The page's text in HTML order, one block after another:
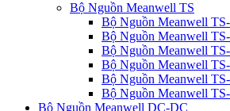
Bộ Nguồn Meanwell TS
Bộ Nguồn Meanwell
Bộ Nguồn Meanwell
Bộ Nguồn Meanwell
Bộ Nguồn Meanwell
Bộ Nguồn Meanwell
Bộ Nguồn Meanwell
Bộ Nguồn Meanwell DC-DC